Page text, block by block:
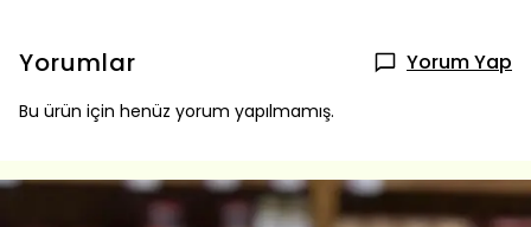
Yorumlar Yorum Yap
Bu ürün için henüz yorum yapılmamış.